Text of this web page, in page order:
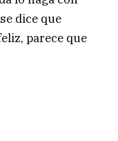
dice que
parece que